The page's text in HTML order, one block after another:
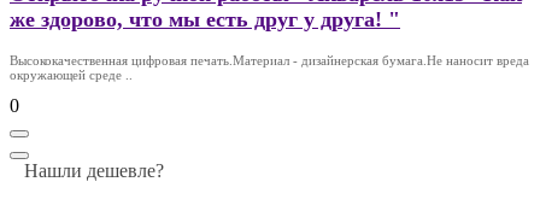
же здорово, что мы есть друг у друга! "
Высококачественная цифровая печать.Материал - дизайнерская бумага.Не наносит вреда
окружающей среде ..
0
Нашли дешевле?